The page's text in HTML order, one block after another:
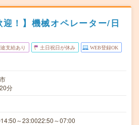
迎！】機械オペレーター/日
支給あり 土日祝日が休み WEB登録OK
分
～23:0022:50～07:00